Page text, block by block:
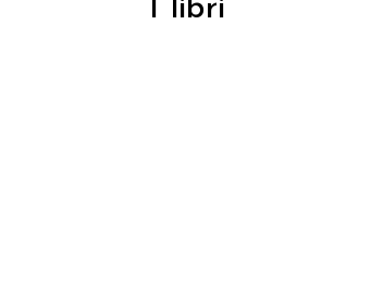
I libri